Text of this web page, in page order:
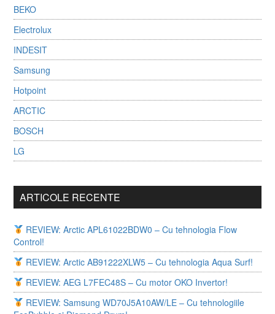
BEKO
Electrolux
INDESIT
Samsung
Hotpoint
ARCTIC
BOSCH
LG
ARTICOLE RECENTE
REVIEW: Arctic APL61022BDW0 – Cu tehnologia Flow
Control!
REVIEW: Arctic AB91222XLW5 – Cu tehnologia Aqua Surf!
REVIEW: AEG L7FEC48S – Cu motor OKO Invertor!
REVIEW: Samsung WD70J5A10AW/LE – Cu tehnologiile